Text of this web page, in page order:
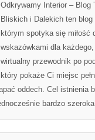
Odkrywamy Interior –
Bliskich i Dalekich ten
którym spotyka się miłość
wskazówkami dla
wirtualny przewodnik po
który pokaże Ci miejsc
oddech. Cel istnienia
bardzo